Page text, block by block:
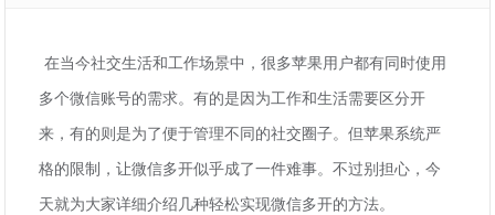
在当今社交生活和工作场景中，很多苹果用户都有同时使用
多个微信账号的需求。有的是因为工作和生活需要区分开
来，有的则是为了便于管理不同的社交圈子。但苹果系统严
格的限制，让微信多开似乎成了一件难事。不过别担心，今
天就为大家详细介绍几种轻松实现微信多开的方法。